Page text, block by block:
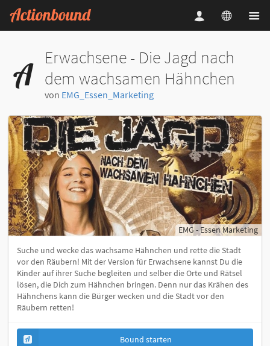
Erwachsene - Die Jagd nach
dem wachsamen Hähnchen
von EMG_Essen_Marketing
EMG - Essen Marketing
Suche und wecke das wachsame Hähnchen und rette die Stadt
vor den Räubern! Mit der Version für Erwachsene kannst Du die
Kinder auf ihrer Suche begleiten und selber die Orte und Rätsel
lösen, die Dich zum Hähnchen bringen. Denn nur das Krähen des
Hähnchens kann die Bürger wecken und die Stadt vor den
Räubern retten!
Bound starten